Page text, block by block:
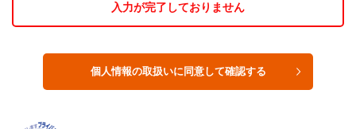
入力が完了しておりません